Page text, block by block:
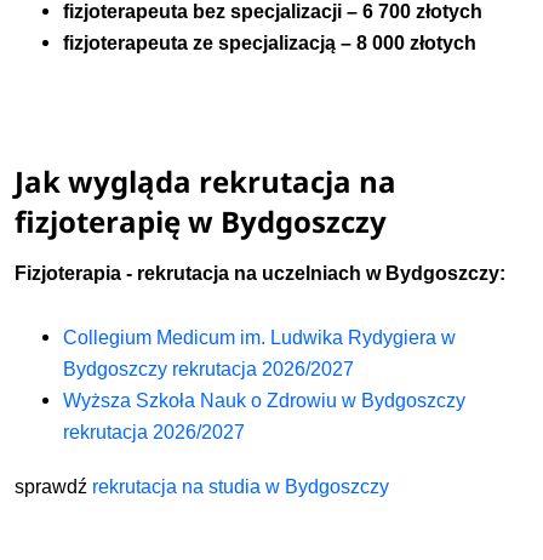
fizjoterapeuta bez specjalizacji – 6 700 złotych
fizjoterapeuta ze specjalizacją – 8 000 złotych
Jak wygląda rekrutacja na
fizjoterapię w Bydgoszczy
Fizjoterapia - rekrutacja na uczelniach w Bydgoszczy:
Collegium Medicum im. Ludwika Rydygiera w
Bydgoszczy rekrutacja 2026/2027
Wyższa Szkoła Nauk o Zdrowiu w Bydgoszczy
rekrutacja 2026/2027
sprawdź rekrutacja na studia w Bydgoszczy